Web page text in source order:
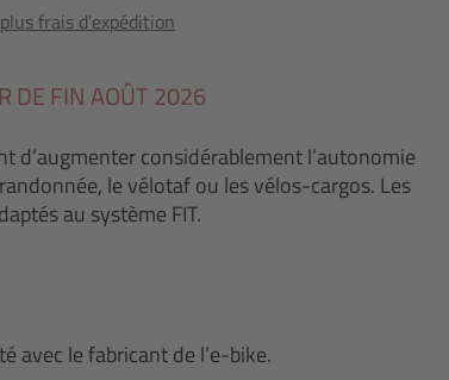
frais d'expédition
DE FIN AOÛT 2026
d’augmenter considérablement l’autonomie
le vélotaf ou les vélos-cargos. Les
au système FIT.
avec le fabricant de l’e-bike.